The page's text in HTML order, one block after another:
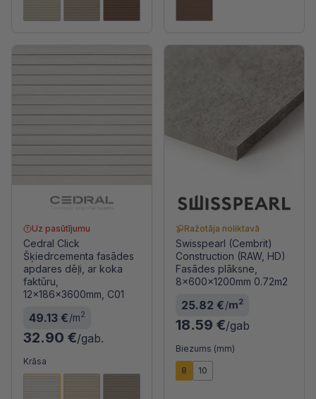
Uz pasūtījumu
Cedral Click
Šķiedrcementa fasādes
apdares dēļi, ar koka
faktūru,
12x186x3600mm, C01
49.13 €/m2
32.90 €/gab.
Krāsa
Ražotāja noliktavā
Swisspearl (Cembrit)
Construction (RAW, HD)
Fasādes plāksne,
8x600x1200mm 0.72m2
25.82 €/m2
18.59 €/gab
Biezums (mm)
8 10